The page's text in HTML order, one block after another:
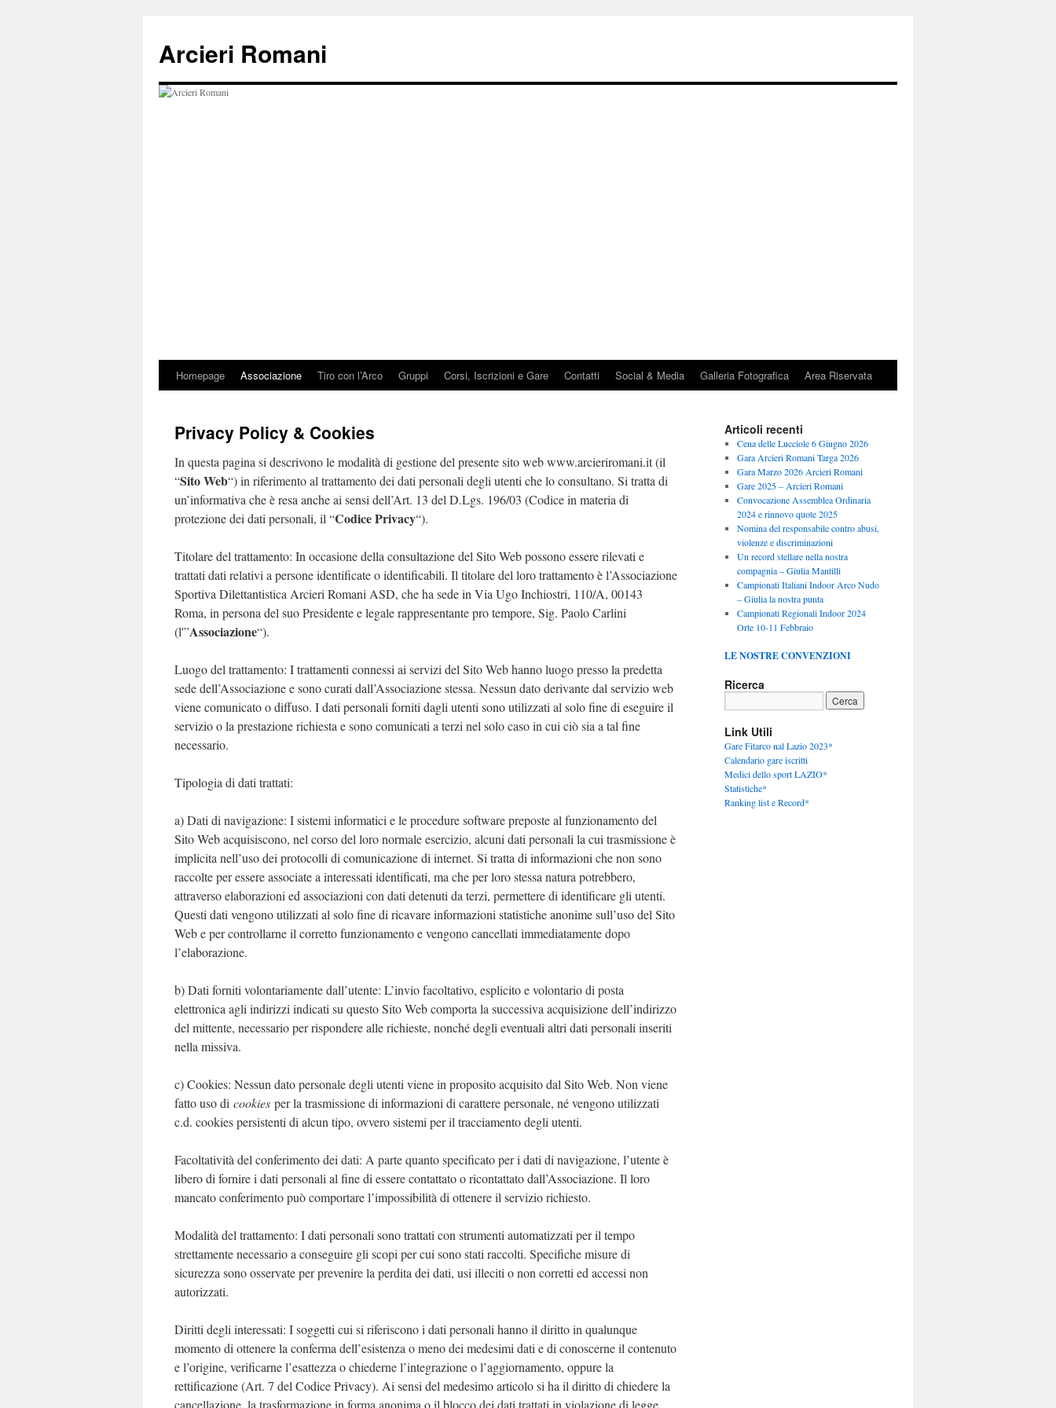
contenuto
Arcieri Romani
Homepage Associazione Tiro con l’Arco Gruppi Corsi, Iscrizioni e Gare Contatti Social & Media Galleria Fotografica Area Riservata
Privacy Policy & Cookies
In questa pagina si descrivono le modalità di gestione del presente sito web www.arcieriromani.it (il
“Sito Web“) in riferimento al trattamento dei dati personali degli utenti che lo consultano. Si tratta di
un’informativa che è resa anche ai sensi dell’Art. 13 del D.Lgs. 196/03 (Codice in materia di
protezione dei dati personali, il “Codice Privacy“).
Titolare del trattamento: In occasione della consultazione del Sito Web possono essere rilevati e
trattati dati relativi a persone identificate o identificabili. Il titolare del loro trattamento è l’Associazione
Sportiva Dilettantistica Arcieri Romani ASD, che ha sede in Via Ugo Inchiostri, 110/A, 00143
Roma, in persona del suo Presidente e legale rappresentante pro tempore, Sig. Paolo Carlini
(l'”Associazione“).
Luogo del trattamento: I trattamenti connessi ai servizi del Sito Web hanno luogo presso la predetta
sede dell’Associazione e sono curati dall’Associazione stessa. Nessun dato derivante dal servizio web
viene comunicato o diffuso. I dati personali forniti dagli utenti sono utilizzati al solo fine di eseguire il
servizio o la prestazione richiesta e sono comunicati a terzi nel solo caso in cui ciò sia a tal fine
necessario.
Tipologia di dati trattati:
a) Dati di navigazione: I sistemi informatici e le procedure software preposte al funzionamento del
Sito Web acquisiscono, nel corso del loro normale esercizio, alcuni dati personali la cui trasmissione è
implicita nell’uso dei protocolli di comunicazione di internet. Si tratta di informazioni che non sono
raccolte per essere associate a interessati identificati, ma che per loro stessa natura potrebbero,
attraverso elaborazioni ed associazioni con dati detenuti da terzi, permettere di identificare gli utenti.
Questi dati vengono utilizzati al solo fine di ricavare informazioni statistiche anonime sull’uso del Sito
Web e per controllarne il corretto funzionamento e vengono cancellati immediatamente dopo
l’elaborazione.
b) Dati forniti volontariamente dall’utente: L’invio facoltativo, esplicito e volontario di posta
elettronica agli indirizzi indicati su questo Sito Web comporta la successiva acquisizione dell’indirizzo
del mittente, necessario per rispondere alle richieste, nonché degli eventuali altri dati personali inseriti
nella missiva.
c) Cookies: Nessun dato personale degli utenti viene in proposito acquisito dal Sito Web. Non viene
fatto uso di cookies per la trasmissione di informazioni di carattere personale, né vengono utilizzati
c.d. cookies persistenti di alcun tipo, ovvero sistemi per il tracciamento degli utenti.
Facoltatività del conferimento dei dati: A parte quanto specificato per i dati di navigazione, l’utente è
libero di fornire i dati personali al fine di essere contattato o ricontattato dall’Associazione. Il loro
mancato conferimento può comportare l’impossibilità di ottenere il servizio richiesto.
Modalità del trattamento: I dati personali sono trattati con strumenti automatizzati per il tempo
strettamente necessario a conseguire gli scopi per cui sono stati raccolti. Specifiche misure di
sicurezza sono osservate per prevenire la perdita dei dati, usi illeciti o non corretti ed accessi non
autorizzati.
Diritti degli interessati: I soggetti cui si riferiscono i dati personali hanno il diritto in qualunque
momento di ottenere la conferma dell’esistenza o meno dei medesimi dati e di conoscerne il contenuto
e l’origine, verificarne l’esattezza o chiederne l’integrazione o l’aggiornamento, oppure la
rettificazione (Art. 7 del Codice Privacy). Ai sensi del medesimo articolo si ha il diritto di chiedere la
cancellazione, la trasformazione in forma anonima o il blocco dei dati trattati in violazione di legge,
Articoli recenti
Cena delle Lucciole 6 Giugno 2026
Gara Arcieri Romani Targa 2026
Gara Marzo 2026 Arcieri Romani
Gare 2025 – Arcieri Romani
Convocazione Assemblea Ordinaria
2024 e rinnovo quote 2025
Nomina del responsabile contro abusi,
violenze e discriminazioni
Un record stellare nella nostra
compagnia – Giulia Mantilli
Campionati Italiani Indoor Arco Nudo
– Giulia la nostra punta
Campionati Regionali Indoor 2024
Orte 10-11 Febbraio
LE NOSTRE CONVENZIONI
Ricerca
Link Utili
Gare Fitarco nal Lazio 2023*
Calendario gare iscritti
Medici dello sport LAZIO*
Statistiche*
Ranking list e Record*